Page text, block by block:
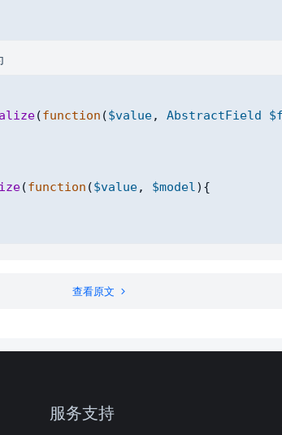
(function ($value, AbstractField
(function ($value, $model ) {
查看原文
服务支持